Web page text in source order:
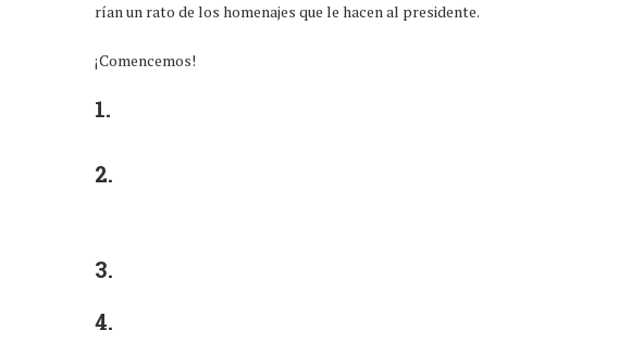
rían un rato de los homenajes que le hacen al presidente.
¡Comencemos!
1.
2.
3.
4.